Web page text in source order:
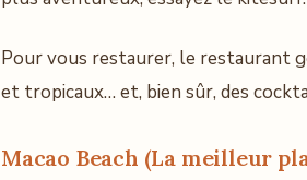
Pour vous restaurer, le restaurant
et tropicaux… et, bien sûr, des
Macao Beach (La meilleur